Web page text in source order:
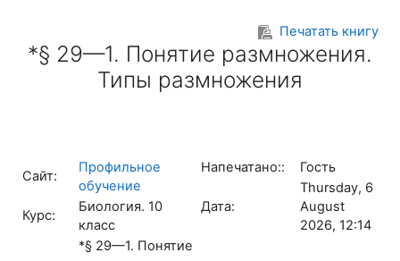
Печатать книгу
*§ 29—1. Понятие размножения.
Типы размножения
Сайт:
Профильное
обучение
Курс:
Биология. 10
класс
*§ 29—1. Понятие
Напечатано:: Гость
Дата:
Thursday, 6
August
2026, 12:14